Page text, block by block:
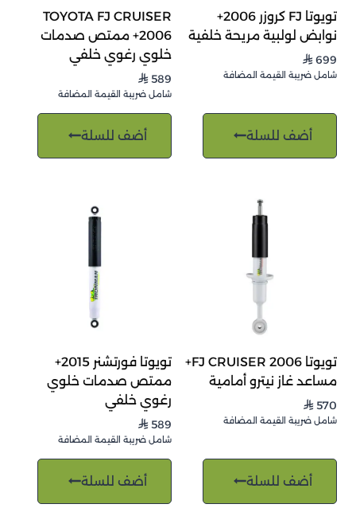
تويوتا FJ كروزر 2006+
نوابض لولبية مريحة خلفية
⃁699
شامل ضريبة القيمة المضافة
أضف للسلة
TOYOTA FJ CRUISER
2006+ ممتص صدمات
خلوي رغوي خلفي
⃁589
شامل ضريبة القيمة المضافة
أضف للسلة
تويوتا FJ CRUISER 2006+
مساعد غاز نيترو أمامية
⃁570
شامل ضريبة القيمة المضافة
أضف للسلة
تويوتا فورتشنر 2015+
ممتص صدمات خلوي
رغوي خلفي
⃁589
شامل ضريبة القيمة المضافة
أضف للسلة